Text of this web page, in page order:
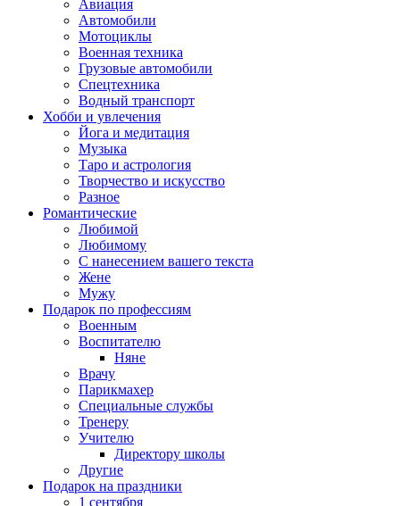
Авиация
Автомобили
Мотоциклы
Военная техника
Грузовые автомобили
Спецтехника
Водный транспорт
Хобби и увлечения
Йога и медитация
Музыка
Таро и астрология
Творчество и искусство
Разное
Романтические
Любимой
Любимому
С нанесением вашего текста
Жене
Мужу
Подарок по профессиям
Военным
Воспитателю
Няне
Врачу
Парикмахер
Специальные службы
Тренеру
Учителю
Директору школы
Другие
Подарок на праздники
1 сентября